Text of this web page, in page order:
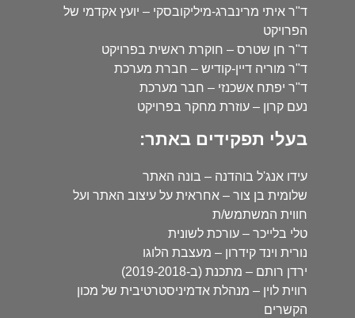
ד"ר איתי מרינברג-מיליקובסקי – יועץ אקדמי של
הפרויקט
ד"ר חן שטרס – חוקרת ראשית בפרויקט
ד"ר מוריה דיין-קודיש – חברת מערכת
ד"ר יפתח אשכנזי – חבר מערכת
נעם קרון – עוזרת מחקר בפרויקט
בעלי תפקידים באתר:
עידו אנג'ל בוהדנה – בונה האתר
שלומית בן צור – אחראית על עיצוב האתר ועל
חווית המשתמש/ת
טלי בלייכר – עורכת לשונית
נורית וינד קידרון – מעצבת הלוגו
ירדן רותם – מתכנת (ב-2019-2018)
רווית לוין – מנהלת אדמיניסטרטיבית של מכון
הקשרים